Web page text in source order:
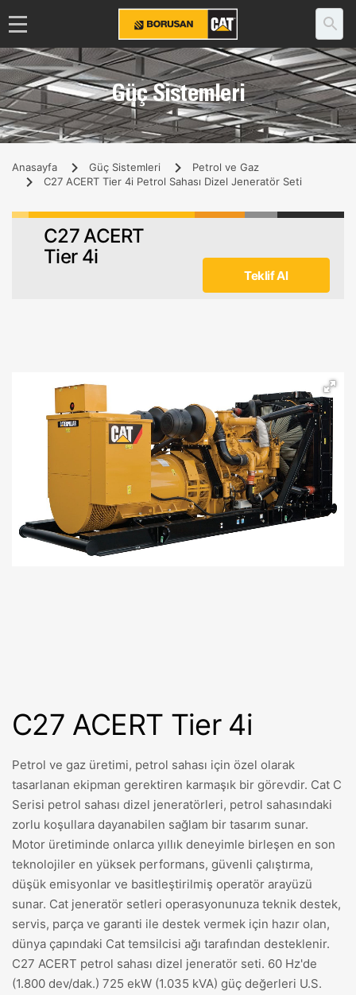
Güç Sistemleri
Anasayfa Güç Sistemleri
Petrol ve Gaz
C27 ACERT Tier 4i Petrol Sahası Dizel Jeneratör Seti
C27 ACERT
Tier 4i
Teklif Al
C27 ACERT Tier 4i
Petrol ve gaz üretimi, petrol sahası için özel olarak
tasarlanan ekipman gerektiren karmaşık bir görevdir. Cat C
Serisi petrol sahası dizel jeneratörleri, petrol sahasındaki
zorlu koşullara dayanabilen sağlam bir tasarım sunar.
Motor üretiminde onlarca yıllık deneyimle birleşen en son
teknolojiler en yüksek performans, güvenli çalıştırma,
düşük emisyonlar ve basitleştirilmiş operatör arayüzü
sunar. Cat jeneratör setleri operasyonunuza teknik destek,
servis, parça ve garanti ile destek vermek için hazır olan,
dünya çapındaki Cat temsilcisi ağı tarafından desteklenir.
C27 ACERT petrol sahası dizel jeneratör seti. 60 Hz'de
(1.800 dev/dak.) 725 ekW (1.035 kVA) güç değerleri U.S.